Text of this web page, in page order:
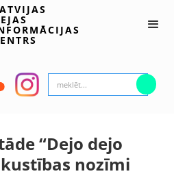
“Dejo dejo
nozīmi